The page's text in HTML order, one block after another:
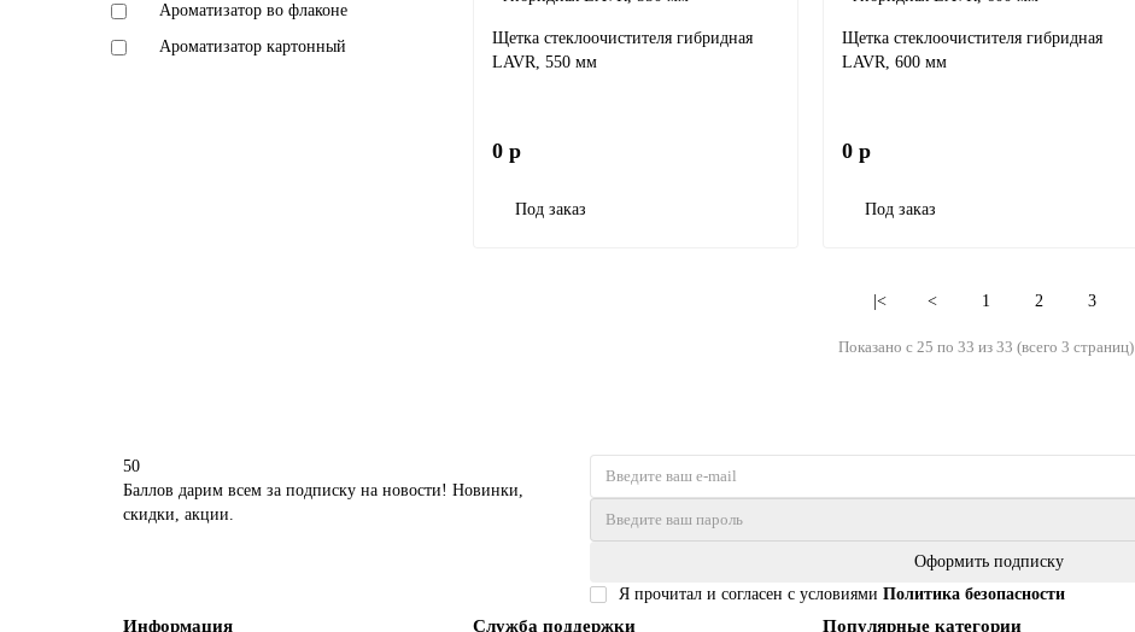
Ароматизатор во флаконе
Ароматизатор картонный
Щетка стеклоочистителя гибридная
LAVR, 550 мм
0 р
Под заказ
Щетка стеклоочистителя гибридная
LAVR, 600 мм
0 р
Под заказ
|< < 1 2 3
Показано с 25 по 33 из 33 (всего 3 страниц)
50
Баллов дарим всем за подписку на новости! Новинки,
скидки, акции.
Оформить подписку
Я прочитал и согласен с условиями Политика безопасности
Информация Служба поддержки Популярные категории